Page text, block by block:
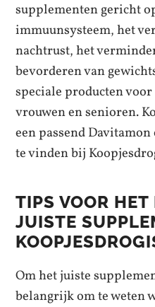
supplementen gericht
immuunsysteem, het
nachtrust, het
bevorderen van
speciale producten
vrouwen en senioren.
een passend
te vinden bij
TIPS VOOR
JUISTE
Om het juiste
belangrijk om te weten